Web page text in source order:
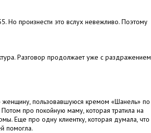
Но произнести это вслух невежливо. Поэтому
Разговор продолжает уже с
женщину, пользовавшуюся кремом «Шанель»
про покойную маму, которая тратила на
Еще про одну клиентку, которая думала, что
помогла.